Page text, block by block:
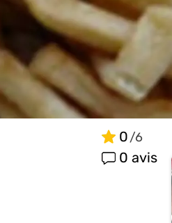
0
0 avis